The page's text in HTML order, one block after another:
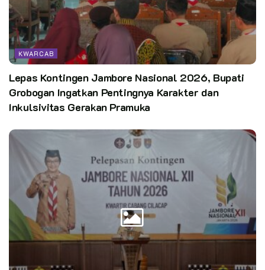
berkualitas sesuai ketentuan yang ada, mudah-mudahan
semua peserta kursus semuanya lulus.
***
Kata Kunci: kwarcab kabupaten bogor
KWARCAB
Lepas Kontingen Jambore Nasional 2026, Bupati
Grobogan Ingatkan Pentingnya Karakter dan
Inkulsivitas Gerakan Pramuka